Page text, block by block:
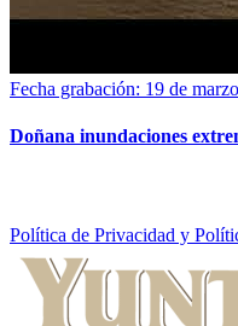
Fecha grabación: 19 de
Doñana inundaciones
Política de Privacidad y